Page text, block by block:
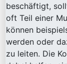
beschäftigt,
oft Teil einer
können
werden oder
zu leiten. Die